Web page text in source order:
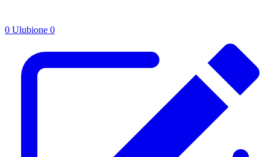
0 Ulubione 0